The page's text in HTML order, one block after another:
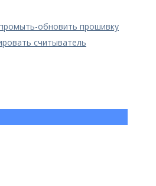
обновить прошивку
считыватель